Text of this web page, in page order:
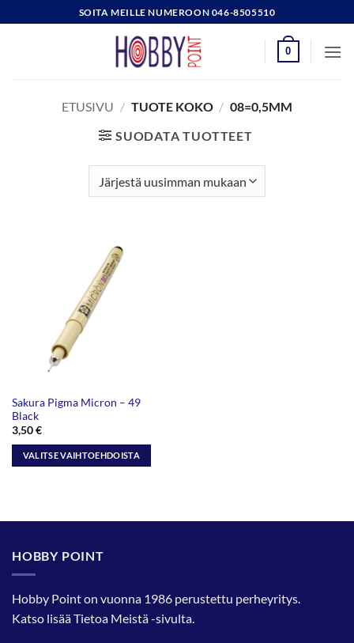
to
SOITA MEILLE NUMEROON 046-8505510
0
ETUSIVU / TUOTE KOKO / 08=0,5MM
SUODATA TUOTTEET
Sakura Pigma Micron – 49
Black
3,50€
VALITSE VAIHTOEHDOISTA
useampi
Voit
tehdä
tuotteen
sivulla.
HOBBY POINT
Hobby Point on vuonna 1986 perustettu perheyritys.
Katso lisääTietoa Meistä-sivulta.